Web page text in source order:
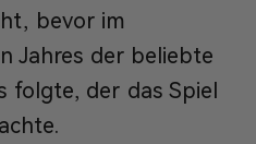
bevor im
Jahres der beliebte
folgte, der das Spiel